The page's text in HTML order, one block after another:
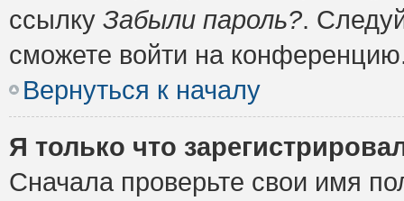
ссылку Забыли пароль?.
сможете войти на
Вернуться к началу
Я только что
Сначала проверьте свои имя